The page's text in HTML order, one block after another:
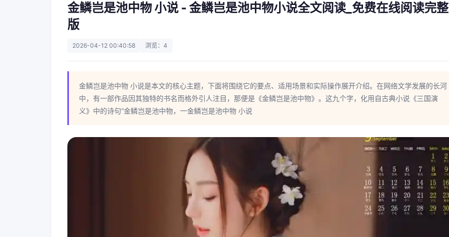
金鳞岂是池中物 小说 - 金鳞岂是池中物小说全文阅读_免费在线阅读完整
版
2026-04-12 00:40:58 浏览：4
金鳞岂是池中物 小说是本文的核心主题，下面将围绕它的要点、适用场景和实际操作展开介绍。在网络文学发展的长河
中，有一部作品因其独特的书名而格外引人注目，那便是《金鳞岂是池中物》。这九个字，化用自古典小说《三国演
义》中的诗句“金鳞岂是池中物，一金鳞岂是池中物 小说